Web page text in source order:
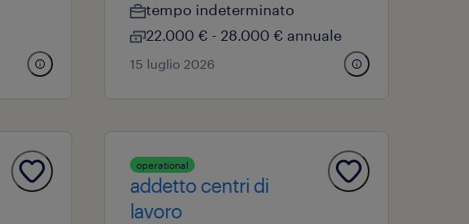
tempo indeterminato
22.000 € - 28.000 € annuale
15 luglio 2026
operational
addetto centri di
lavoro